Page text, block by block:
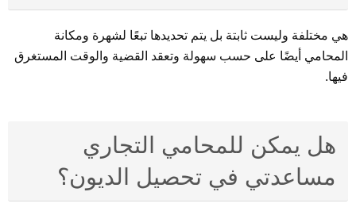
هي مختلفة وليست ثابتة بل يتم تحديدها تبعًا لشهرة ومكانة
المحامي أيضًا على حسب سهولة وتعقد القضية والوقت المستغرق
فيها.
هل يمكن للمحامي التجاري
مساعدتي في تحصيل الديون؟